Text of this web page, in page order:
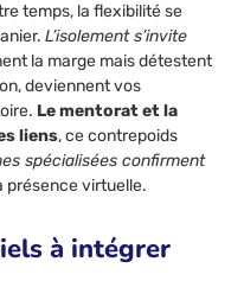
temps, la flexibilité se
L’isolement s’invite
la marge mais détestent
deviennent vos
Le mentorat et la
liens, ce contrepoids
spécialisées confirment
présence virtuelle.
à intégrer